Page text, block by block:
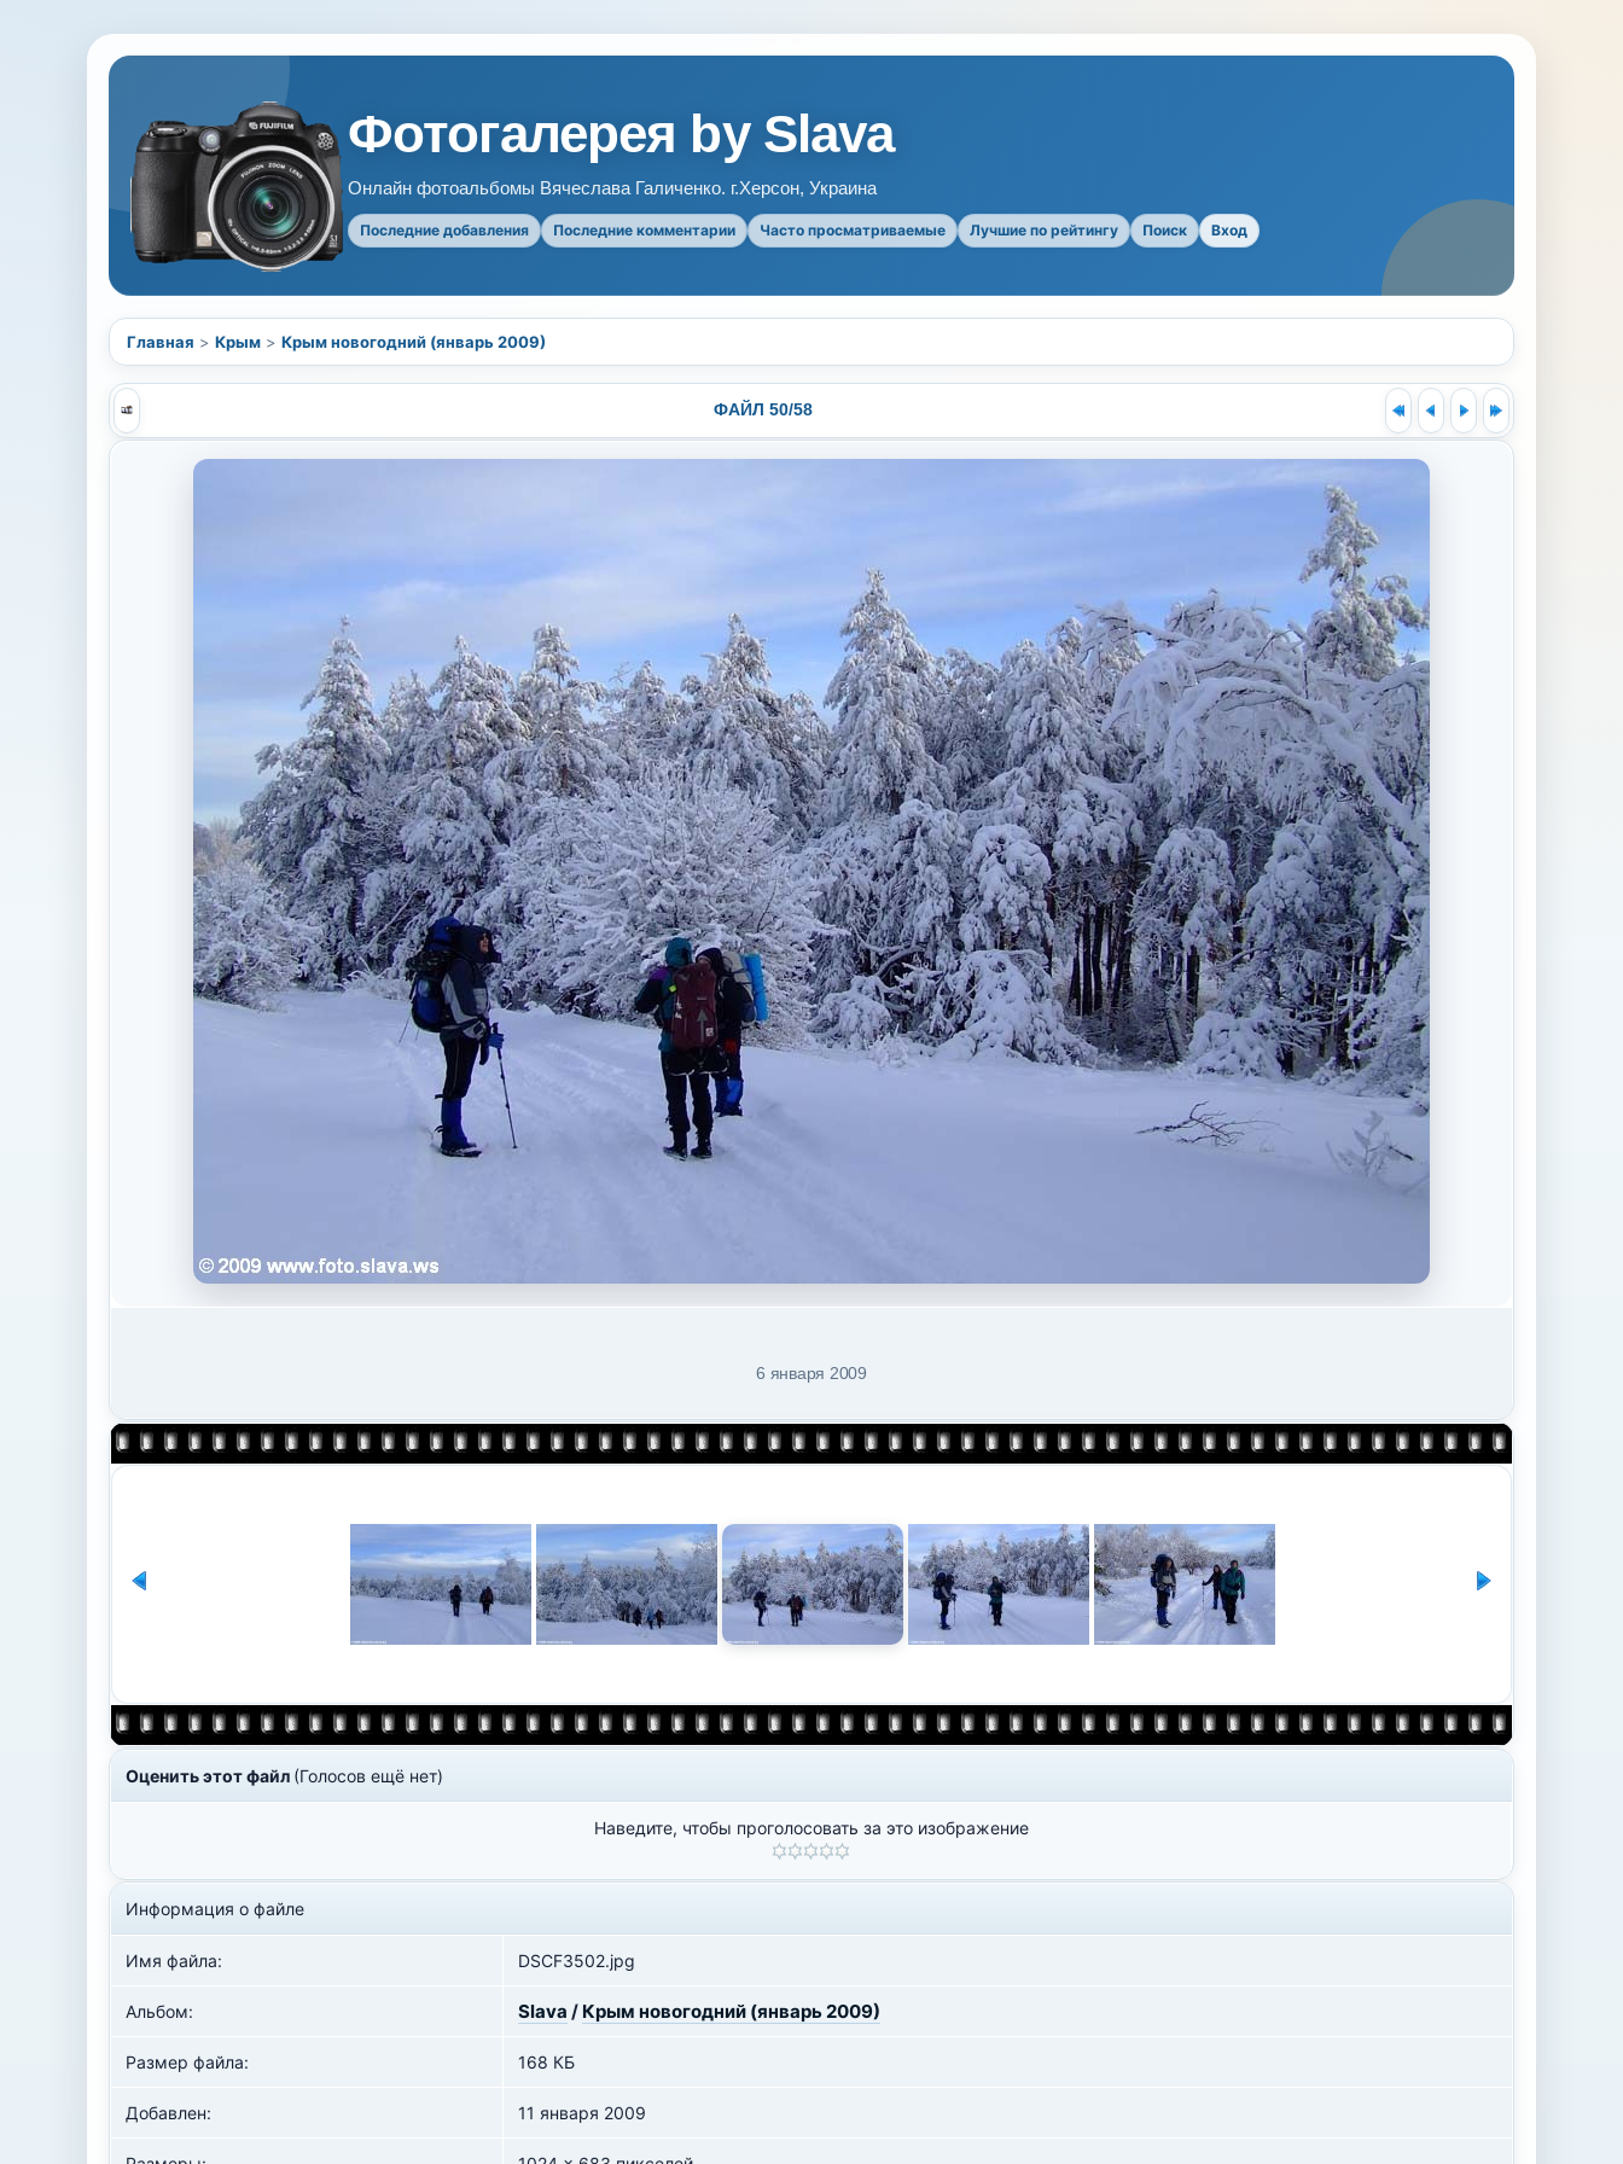
Фотогалерея by Slava
Онлайн фотоальбомы Вячеслава Галиченко. г.Херсон, Украина
Последние добавления Последние комментарии Часто просматриваемые Лучшие по рейтингу Поиск Вход
Главная > Крым > Крым новогодний (январь 2009)
ФАЙЛ 50/58
6 января 2009
Оценить этот файл (Голосов ещё нет)
Наведите, чтобы проголосовать за это изображение
Информация о файле
Имя файла: DSCF3502.jpg
Альбом: Slava / Крым новогодний (январь 2009)
Размер файла: 168 КБ
Добавлен: 11 января 2009